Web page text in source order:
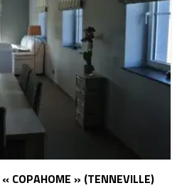
COPAHOME » (TENNEVILLE)